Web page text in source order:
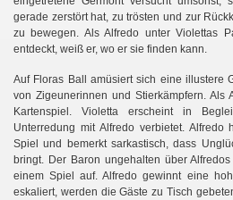
gerade zerstört hat, zu trösten und zur
zu bewegen. Als Alfredo unter Violettas
entdeckt, weiß er, wo er sie finden kann.
Auf Floras Ball amüsiert sich eine illustere
von Zigeunerinnen und Stierkämpfern. Als
Kartenspiel. Violetta erscheint in
Unterredung mit Alfredo verbietet. Alfredo
Spiel und bemerkt sarkastisch, dass
bringt. Der Baron ungehalten über
einem Spiel auf. Alfredo gewinnt eine
eskaliert, werden die Gäste zu Tisch